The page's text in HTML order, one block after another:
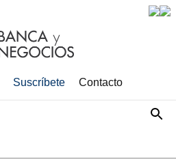
Suscríbete Contacto